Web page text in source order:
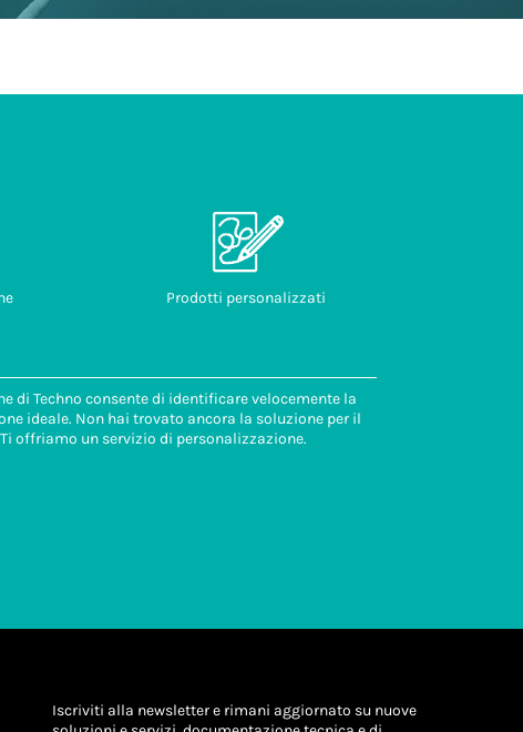
Prodotti personalizzati
di Techno consente di identificare velocemente la
ideale. Non hai trovato ancora la soluzione per il
offriamo un servizio di personalizzazione.
Iscriviti alla newsletter e rimani aggiornato su nuove